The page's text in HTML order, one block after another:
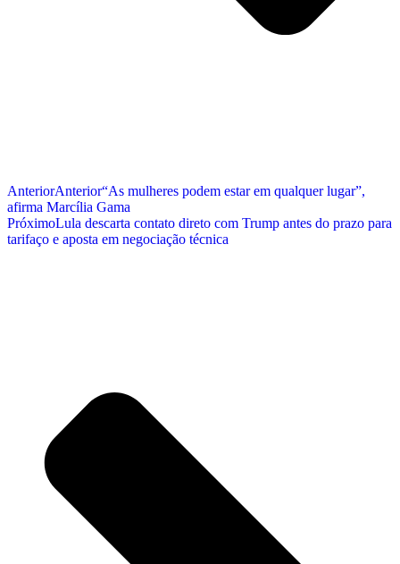
AnteriorAnterior“As mulheres podem estar em qualquer lugar”,
afirma Marcília Gama
PróximoLula descarta contato direto com Trump antes do prazo para
tarifaço e aposta em negociação técnica